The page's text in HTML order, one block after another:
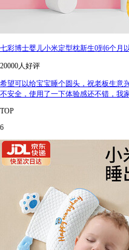
七彩博士婴儿小米定型枕新生0到6个月
20000人好评
希望可以给宝宝睡个圆头，祝老板生意
不安全，使用了一下体验感还不错，我
TOP
6